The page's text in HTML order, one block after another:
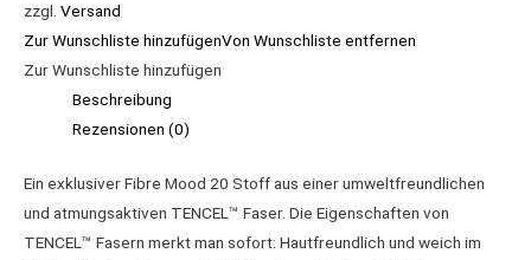
zzgl. Versand
Zur Wunschliste hinzufügenVon Wunschliste entfernen
Zur Wunschliste hinzufügen
Beschreibung
Rezensionen (0)
Ein exklusiver Fibre Mood 20 Stoff aus einer umweltfreundlichen
und atmungsaktiven TENCEL™ Faser. Die Eigenschaften von
TENCEL™ Fasern merkt man sofort: Hautfreundlich und weich im